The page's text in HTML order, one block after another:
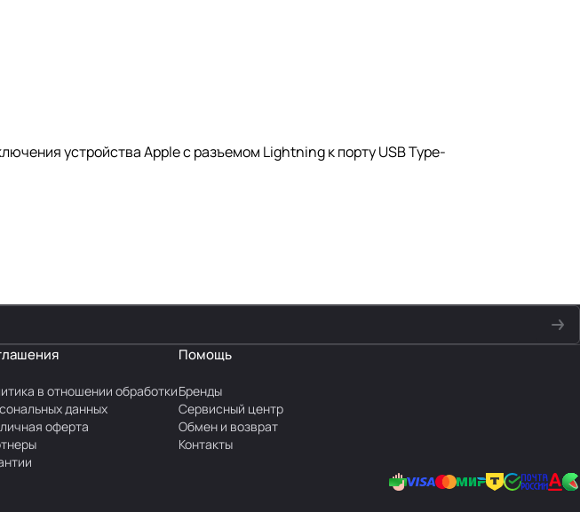
устройства Apple с разъемом Lightning к порту USB Type-
в отношении обработки
данных
оферта
Помощь
Бренды
Сервисный центр
Обмен и возврат
Контакты